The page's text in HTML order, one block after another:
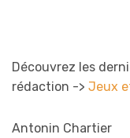
Découvrez les
rédaction -> Jeux
Antonin Chartier